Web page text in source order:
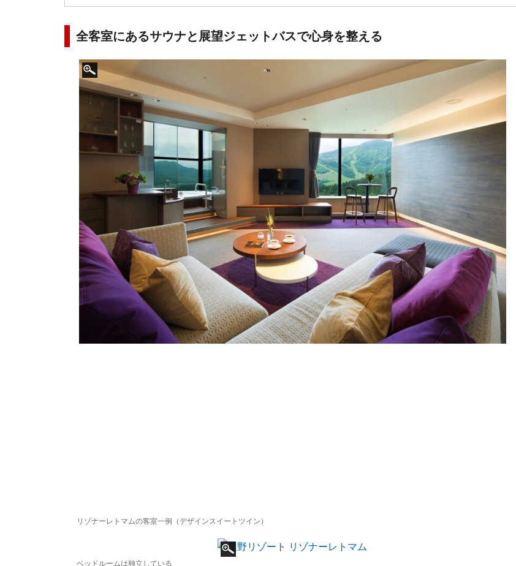
全客室にあるサウナと展望ジェットバスで心身を整える
リゾナーレトマムの客室一例（デザインスイートツイン）
ベッドルームは独立している